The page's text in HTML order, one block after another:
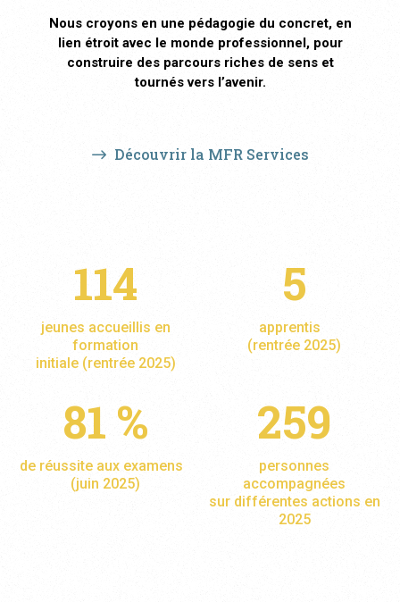
Nous croyons en une pédagogie du concret, en
lien étroit avec le monde professionnel, pour
construire des parcours riches de sens et
tournés vers l’avenir.
Découvrir la MFR Services
114
jeunes accueillis en
formation
initiale (rentrée 2025)
5
apprentis
(rentrée 2025)
81 %
de réussite aux examens
(juin 2025)
259
personnes
accompagnées
sur différentes actions en
2025